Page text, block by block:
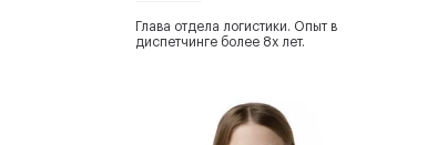
Глава отдела логистики. Опыт в
диспетчинге более 8х лет.